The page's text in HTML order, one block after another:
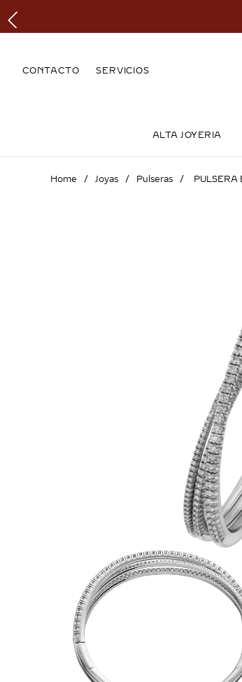
CONTACTO SERVICIOS
ALTA JOYERIA
Joyas Pulseras PULSERA